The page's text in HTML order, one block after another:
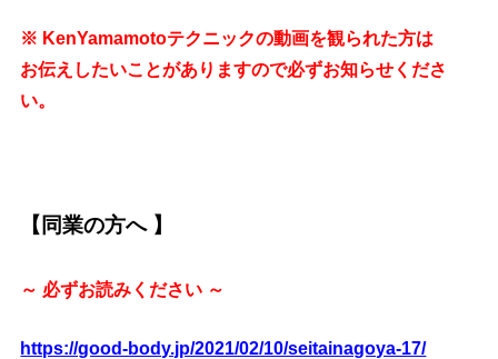
※ KenYamamotoテクニックの動画を観られた方は
お伝えしたいことがありますので必ずお知らせくださ
い。
【同業の方へ 】
～ 必ずお読みください ～
https://good-body.jp/2021/02/10/seitainagoya-17/